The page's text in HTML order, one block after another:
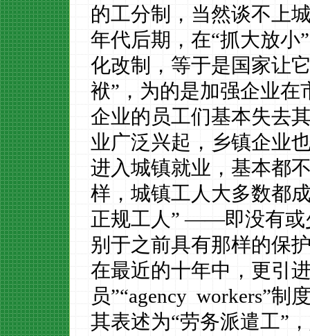
的工分制，当然谈不上
年代后期，在“抓大放小
化改制，等于是国家让
袱”，为的是加强企业
企业的员工们基本失去
业广泛兴起，乡镇企业
进入城镇就业，基本都
样，城镇工人大多数都
正规工人”——即没有或
别于之前具有那样的保
在最近的十年中，更引
员”“agency workers”制
其表述为“劳务派遣工”